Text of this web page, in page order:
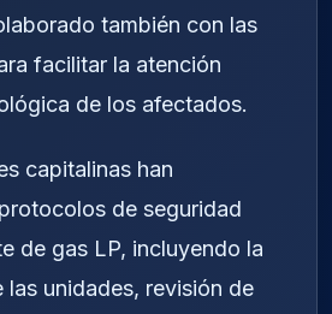
también con las
facilitar la atención
de los afectados.
capitalinas han
de seguridad
de gas LP, incluyendo la
las unidades, revisión de